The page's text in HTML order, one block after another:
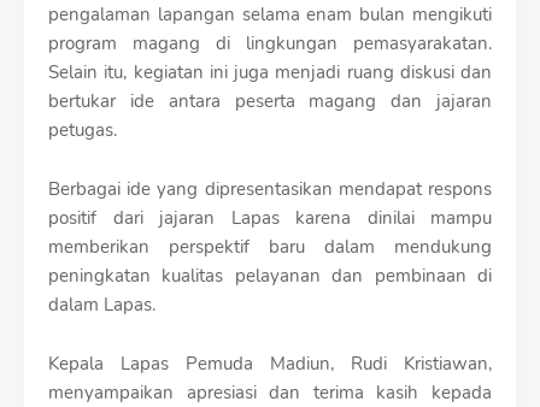
pengalaman lapangan selama enam bulan mengikuti
program magang di lingkungan pemasyarakatan.
Selain itu, kegiatan ini juga menjadi ruang diskusi dan
bertukar ide antara peserta magang dan jajaran
petugas.
Berbagai ide yang dipresentasikan mendapat respons
positif dari jajaran Lapas karena dinilai mampu
memberikan perspektif baru dalam mendukung
peningkatan kualitas pelayanan dan pembinaan di
dalam Lapas.
Kepala Lapas Pemuda Madiun, Rudi Kristiawan,
menyampaikan apresiasi dan terima kasih kepada